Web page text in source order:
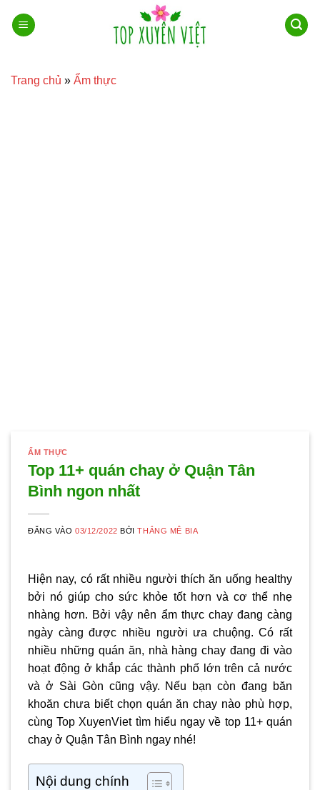
qua
Trang chủ » Ẩm thực
ẨM THỰC
Top 11+ quán chay ở Quận Tân
Bình ngon nhất
ĐĂNG VÀO03/12/2022 BỞITHẮNG MÊ BIA
Hiện nay, có rất nhiều người thích ăn uống healthy
bởi nó giúp cho sức khỏe tốt hơn và cơ thể nhẹ
nhàng hơn. Bởi vậy nên ẩm thực chay đang càng
ngày càng được nhiều người ưa chuộng. Có rất
nhiều những quán ăn, nhà hàng chay đang đi vào
hoạt động ở khắp các thành phố lớn trên cả nước
và ở Sài Gòn cũng vậy. Nếu bạn còn đang băn
khoăn chưa biết chọn quán ăn chay nào phù hợp,
cùng Top XuyenViet tìm hiểu ngay về top 11+ quán
chay ở Quận Tân Bình ngay nhé!
Nội dung chính